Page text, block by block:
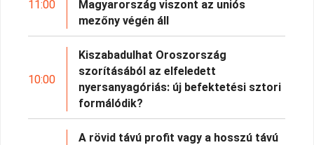
11:00
Magyarország viszont az uniós
mezőny végén áll
10:00
Kiszabadulhat Oroszország
szorításából az elfeledett
nyersanyagóriás: új befektetési sztori
formálódik?
A rövid távú profit vagy a hosszú távú